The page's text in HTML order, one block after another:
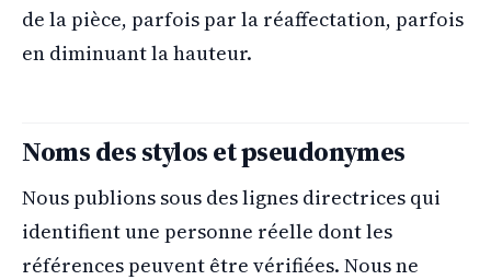
de la pièce, parfois par la réaffectation, parfois
en diminuant la hauteur.
Noms des stylos et pseudonymes
Nous publions sous des lignes directrices qui
identifient une personne réelle dont les
références peuvent être vérifiées. Nous ne